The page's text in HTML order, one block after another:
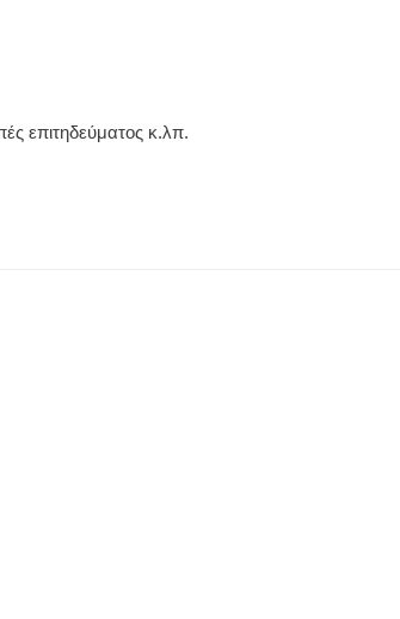
επιτηδεύματος κ.λπ.